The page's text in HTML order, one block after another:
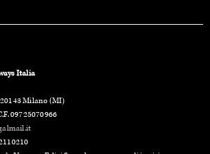
Italia
Milano (MI)
09725070966